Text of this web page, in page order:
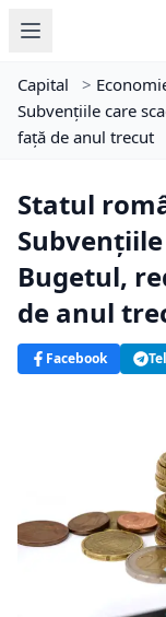
Capital >
Subvențiile care
față de anul trecut
Statul
Bugetul,
de anul
Facebook